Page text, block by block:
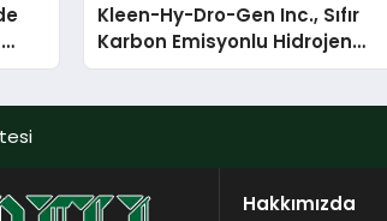
Kleen-Hy-Dro-Gen Inc., Sıfır
Karbon Emisyonlu Hidrojen
Isıtma Teknolojisinde ISO ve
Hakkımızda